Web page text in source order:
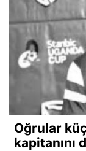
Oğrular
kapitanını